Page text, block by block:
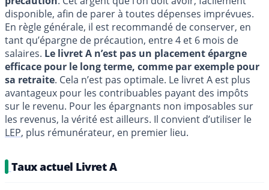
disponible, afin de parer à toutes dépenses imprévues.
En règle générale, il est recommandé de conserver, en
tant qu’épargne de précaution, entre 4 et 6 mois de
salaires. Le livret A n’est pas un placement épargne
efficace pour le long terme, comme par exemple pour
sa retraite. Cela n’est pas optimale. Le livret A est plus
avantageux pour les contribuables payant des impôts
sur le revenu. Pour les épargnants non imposables sur
les revenus, la vérité est ailleurs. Il convient d’utiliser le
LEP, plus rémunérateur, en premier lieu.
Taux actuel Livret A